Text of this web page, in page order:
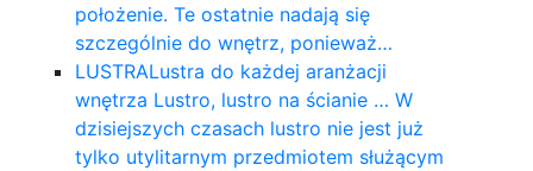
położenie. Te ostatnie nadają się
szczególnie do wnętrz, ponieważ…
LUSTRALustra do każdej aranżacji
wnętrza Lustro, lustro na ścianie … W
dzisiejszych czasach lustro nie jest już
tylko utylitarnym przedmiotem służącym